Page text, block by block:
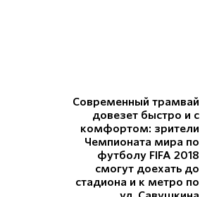
Современный трамвай
довезет быстро и с
комфортом: зрители
Чемпионата мира по
футболу FIFA 2018
смогут доехать до
стадиона и к метро по